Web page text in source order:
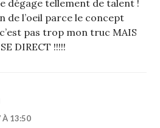
dégage tellement de talent !
de l’oeil parce le concept
pas trop mon truc MAIS
DIRECT !!!!!
13:50